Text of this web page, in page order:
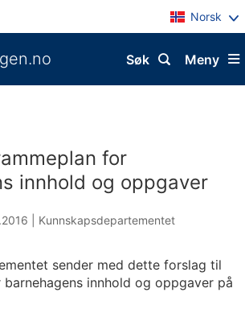
Norsk
Meny
Søk
for
innhold og oppgaver
Kunnskapsdepartementet
sender med dette forslag til
innhold og oppgaver på